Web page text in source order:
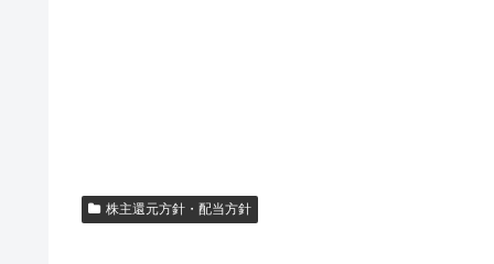
株主還元方針・配当方針